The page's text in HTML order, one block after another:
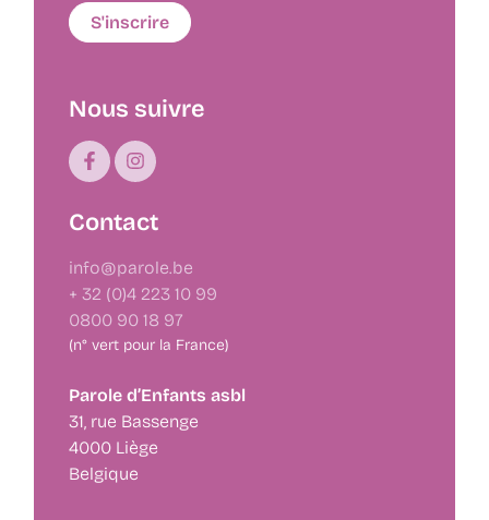
Nous suivre
Contact
info@parole.be
+ 32 (0)4 223 10 99
0800 90 18 97
(n° vert pour la France)
Parole d’Enfants asbl
31, rue Bassenge
4000 Liège
Belgique